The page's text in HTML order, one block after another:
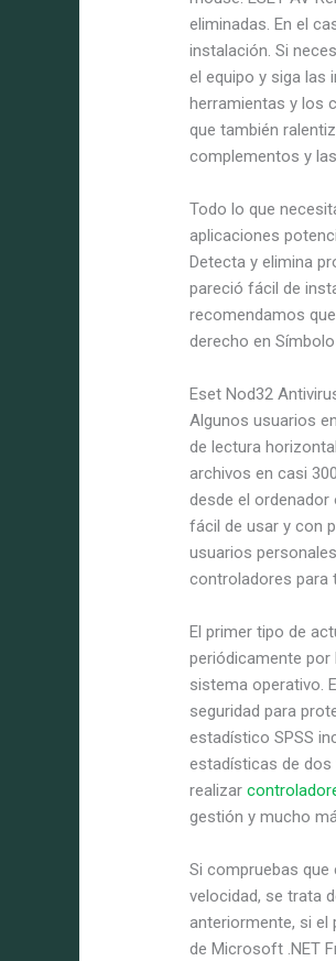
eliminadas. En el
instalación. Si
el equipo y siga las
herramientas y los
que también
complementos y
Todo lo que
aplicaciones
Detecta y elimina
pareció fácil de
recomendamos
derecho en
Eset Nod32
Algunos usuarios
de lectura
archivos en casi
desde el
fácil de usar y con
usuarios
controladores para
El primer tipo de
periódicamente por
sistema operativo.
seguridad para
estadístico SPSS
estadísticas de dos
realizar
gestión y mucho
Si compruebas
velocidad, se trata
anteriormente, si el
de Microsoft .NET